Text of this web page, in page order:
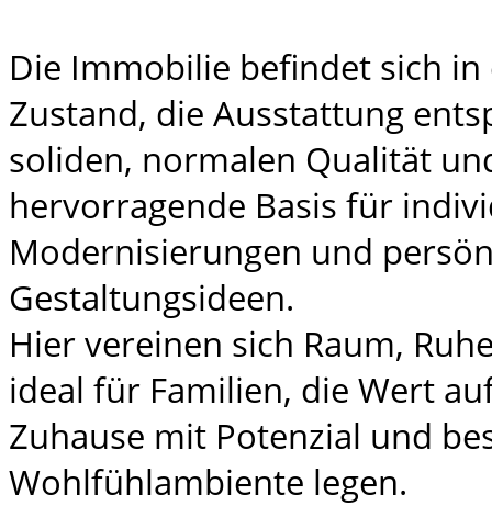
Die Immobilie befindet sich
Zustand, die Ausstattung
soliden, normalen Qualität
hervorragende Basis für
Modernisierungen und
Gestaltungsideen.
Hier vereinen sich Raum,
ideal für Familien, die Wert
Zuhause mit Potenzial und
Wohlfühlambiente legen.